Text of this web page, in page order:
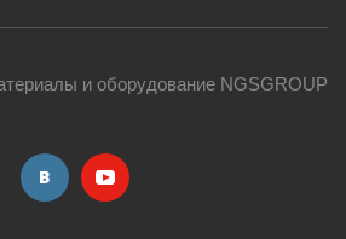
и оборудование NGSGROUP